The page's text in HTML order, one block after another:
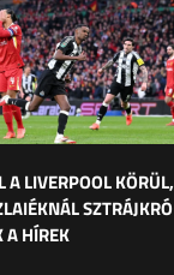
A LIVERPOOL KÖRÜL,
A HÍREK